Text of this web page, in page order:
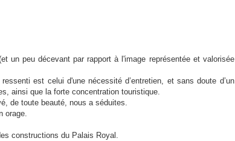
un peu décevant par rapport à l'image représentée et valorisée
est celui d'une nécessité d’entretien, et sans doute d’un
ainsi que la forte concentration touristique.
de toute beauté, nous a séduites.
orage.
constructions du Palais Royal.